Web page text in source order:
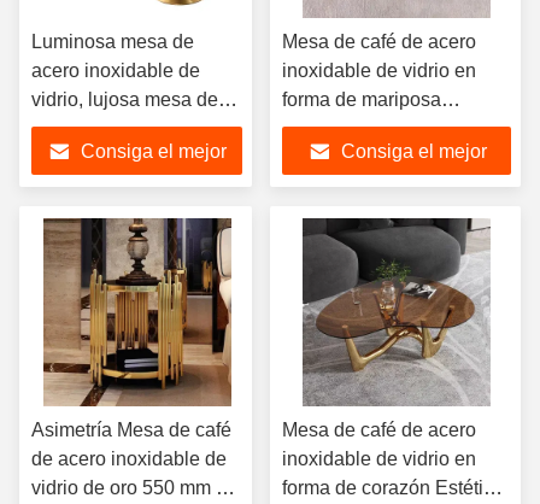
Luminosa mesa de
acero inoxidable de
vidrio, lujosa mesa de
piernas de acero
inoxidableConsiga el mejor
Mesa de café de acero
inoxidable de vidrio en
forma de mariposa
Elegante Moderno
Consiga el mejor
Asimetría Mesa de café
de acero inoxidable de
vidrio de oro 550 mm Φ
Mesa de café de acero
inoxidable de vidrio en
forma de corazón Estética